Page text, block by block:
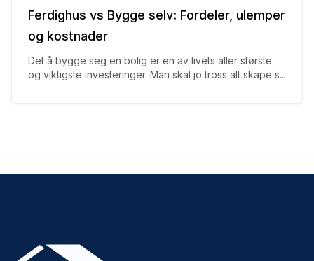
Ferdighus vs Bygge selv: Fordeler, ulemper
og kostnader
Det å bygge seg en bolig er en av livets aller største
og viktigste investeringer. Man skal jo tross alt skape s...